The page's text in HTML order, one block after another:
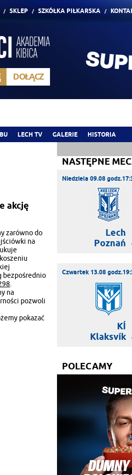
SKLEP SZKÓŁKA PIŁKARSKA
DOŁĄCZ
LECH TV GALERIE HISTORIA
akcję
zarówno do
na
bezpośrednio
.
na
pozwoli
pokazać
NASTĘPNE
Niedziela 09.08
Lech
Poznań
Czwartek 13.08
KÍ
Klaksvík
POLECAMY